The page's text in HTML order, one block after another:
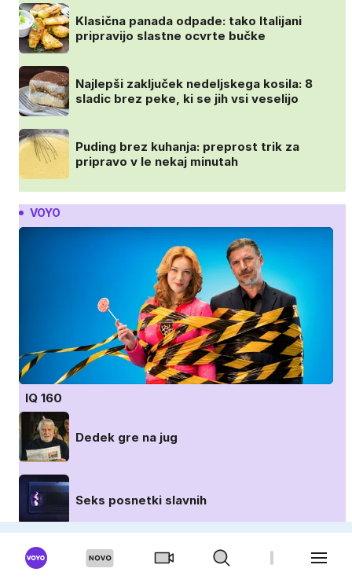
Klasična panada odpade: tako Italijani
pripravijo slastne ocvrte bučke
Najlepši zaključek nedeljskega kosila: 8
sladic brez peke, ki se jih vsi veselijo
Puding brez kuhanja: preprost trik za
pripravo v le nekaj minutah
VOYO
IQ 160
Dedek gre na jug
Seks posnetki slavnih
Poroka na prvi pogled: Avstralija